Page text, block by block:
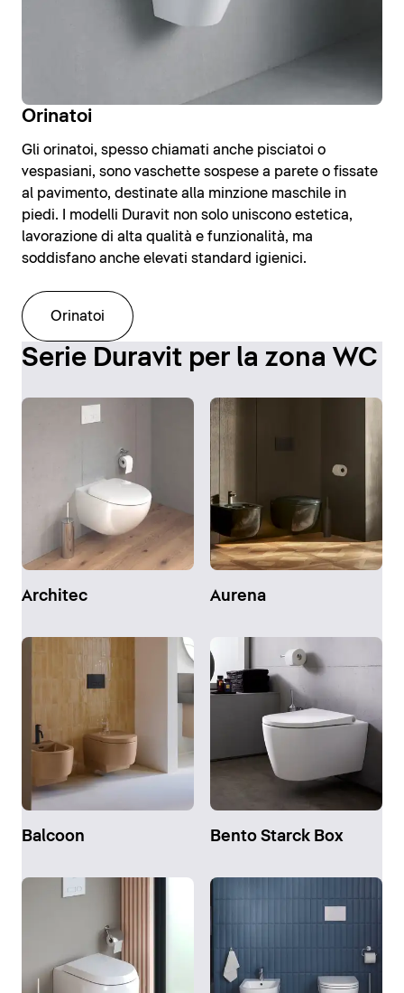
Orinatoi
Gli orinatoi, spesso chiamati anche pisciatoi o
vespasiani, sono vaschette sospese a parete o fissate
al pavimento, destinate alla minzione maschile in
piedi. I modelli Duravit non solo uniscono estetica,
lavorazione di alta qualità e funzionalità, ma
soddisfano anche elevati standard igienici.
Orinatoi
Serie Duravit per la zona WC
Architec Aurena
Balcoon Bento Starck Box